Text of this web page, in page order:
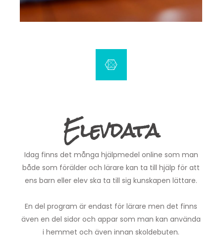
Elevdata
Idag finns det många hjälpmedel online som man
både som förälder och lärare kan ta till hjälp för att
ens barn eller elev ska ta till sig kunskapen lättare.
En del program är endast för lärare men det finns
även en del sidor och appar som man kan använda
i hemmet och även innan skoldebuten.